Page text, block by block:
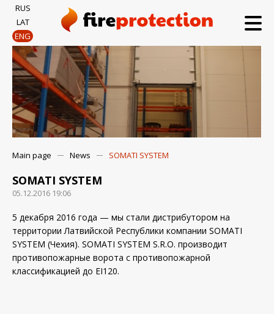
RUS
LAT
ENG
Main page News SOMATI SYSTEM
SOMATI SYSTEM
05.12.2016 19:06
5 декабря 2016 года — мы стали дистрибутором на
территории Латвийской Республики компании SOMATI
SYSTEM (Чехия). SOMATI SYSTEM S.R.O. производит
противопожарные ворота с противопожарной
классификацией до EI120.